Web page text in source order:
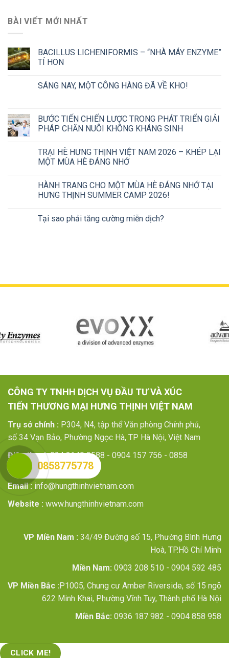
BÀI VIẾT MỚI NHẤT
BACILLUS LICHENIFORMIS – “NHÀ MÁY ENZYME”
TÍ HON
SÁNG NAY, MỘT CÔNG HÀNG ĐÃ VỀ KHO!
BƯỚC TIẾN CHIẾN LƯỢC TRONG PHÁT TRIỂN GIẢI
PHÁP CHĂN NUÔI KHÔNG KHÁNG SINH
TRẠI HÈ HƯNG THỊNH VIỆT NAM 2026 – KHÉP LẠI
MỘT MÙA HÈ ĐÁNG NHỚ
HÀNH TRANG CHO MỘT MÙA HÈ ĐÁNG NHỚ TẠI
HƯNG THỊNH SUMMER CAMP 2026!
Tại sao phải tăng cường miễn dịch?
CÔNG TY TNHH DỊCH VỤ ĐẦU TƯ VÀ XÚC
TIẾN THƯƠNG MẠI HƯNG THỊNH VIỆT NAM
Trụ sở chính : P304, N4, tập thể Văn phòng Chính phủ,
số 34 Vạn Bảo, Phường Ngọc Hà, TP Hà Nội, Việt Nam
Điện thoại:024 3640 2588 - 0904 157 756 - 0858
775 778
Email : info@hungthinhvietnam.com
Website : www.hungthinhvietnam.com
VP Miền Nam : 34/49 Đường số 15, Phường Bình Hưng
Hoà, TP.Hồ Chí Minh
Miền Nam: 0903 208 510 - 0904 592 485
VP Miền Bắc : P1005, Chung cư Amber Riverside, số 15 ngõ
622 Minh Khai, Phường Vĩnh Tuy, Thành phố Hà Nội
Miền Bắc: 0936 187 982 - 0904 858 958
CLICK ME!
0858775778